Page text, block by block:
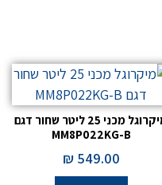
מיקרוגל מכני 25 ליטר שחור דגם
MM8P022KG-B
549.00
₪